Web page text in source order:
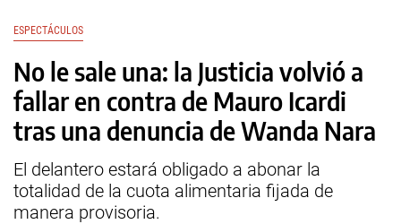
ESPECTÁCULOS
No le sale una: la Justicia volvió a
fallar en contra de Mauro Icardi
tras una denuncia de Wanda Nara
El delantero estará obligado a abonar la
totalidad de la cuota alimentaria fijada de
manera provisoria.